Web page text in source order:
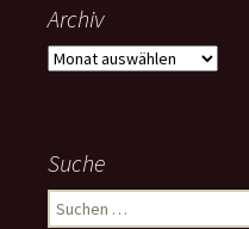
Archiv
Archiv
Suche
Suchen